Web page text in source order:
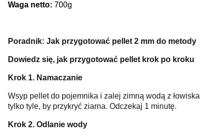
Waga netto: 700g
Poradnik: Jak przygotować pellet 2 mm do metody
Dowiedz się, jak przygotować pellet krok po kroku
Krok 1. Namaczanie
Wsyp pellet do pojemnika i zalej zimną wodą z łowiska
tylko tyle, by przykryć ziarna. Odczekaj 1 minutę.
Krok 2. Odlanie wody